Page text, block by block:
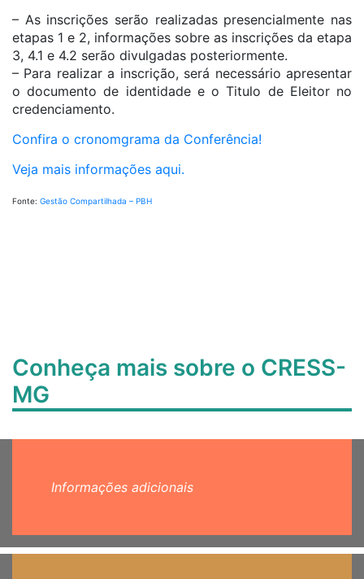
– As inscrições serão realizadas presencialmente nas
etapas 1 e 2, informações sobre as inscrições da etapa
3, 4.1 e 4.2 serão divulgadas posteriormente.
– Para realizar a inscrição, será necessário apresentar
o documento de identidade e o Titulo de Eleitor no
credenciamento.
Confira o cronomgrama da Conferência!
Veja mais informações aqui.
Fonte: Gestão Compartilhada – PBH
Conheça mais sobre o CRESS-
MG
Informações adicionais